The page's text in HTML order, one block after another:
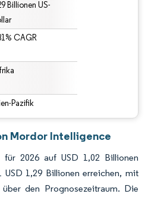
Billionen US-
CAGR
Pazifik
Mordor Intelligence
2026 auf USD 1,02 Billionen
1,29 Billionen erreichen, mit
den Prognosezeitraum. Die